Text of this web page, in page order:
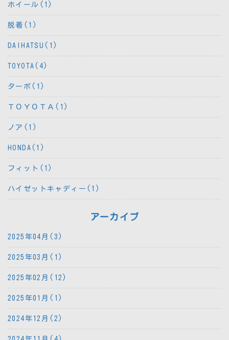
ホイール(1)
脱着(1)
DAIHATSU(1)
TOYOTA(4)
ターボ(1)
ＴＯＹＯＴＡ(1)
ノア(1)
HONDA(1)
フィット(1)
ハイゼットキャディー(1)
アーカイブ
2025年04月(3)
2025年03月(1)
2025年02月(12)
2025年01月(1)
2024年12月(2)